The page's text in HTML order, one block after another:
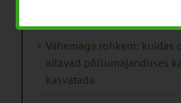
Vähemaga rohkem: kuidas
aitavad põllumajanduses
kasvatada